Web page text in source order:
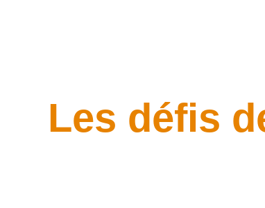
Les défis